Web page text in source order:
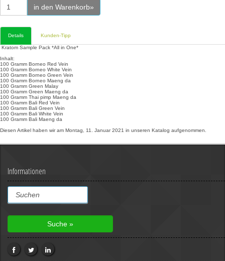
in den Warenkorb»
Details Kunden-Tipp
Kratom Sample Pack *All in One*
Inhalt:
100 Gramm Borneo Red Vein
100 Gramm Borneo White Vein
100 Gramm Borneo Green Vein
100 Gramm Borneo Maeng da
100 Gramm Green Malay
100 Gramm Green Maeng da
100 Gramm Thai pimp Maeng da
100 Gramm Bali Red Vein
100 Gramm Bali Green Vein
100 Gramm Bali White Vein
100 Gramm Bali Maeng da
Diesen Artikel haben wir am Montag, 11. Januar 2021 in unseren Katalog aufgenommen.
Informationen